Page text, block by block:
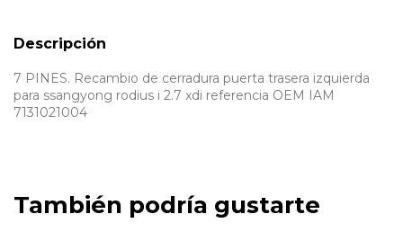
Descripción
7 PINES. Recambio de cerradura puerta trasera izquierda
para ssangyong rodius i 2.7 xdi referencia OEM IAM
7131021004
También podría gustarte